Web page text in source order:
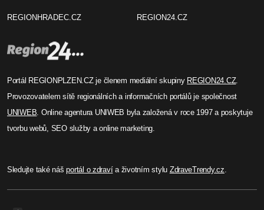
REGIONHRADEC.CZ REGION24.CZ
Portál REGIONPLZEN.CZ je členem mediální skupiny REGION24.CZ.
Provozovatelem sítě regionálních a informačních portálů je společnost
UNIWEB. Online agentura UNIWEB byla založená v roce 1997 a poskytuje
tvorbu webů, SEO služby a online marketing.
Sledujte také nášportál o zdravía životním stylu ZdraveTrendy.cz.